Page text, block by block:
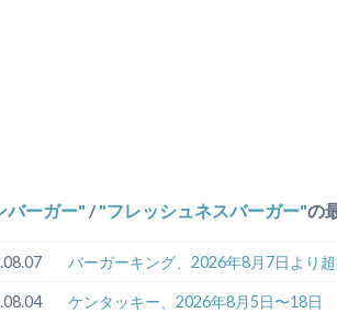
バーガー / フレッシュネスバーガー の
バーガーキング、2026年8月7日より
ケンタッキー、2026年8月5日〜18日